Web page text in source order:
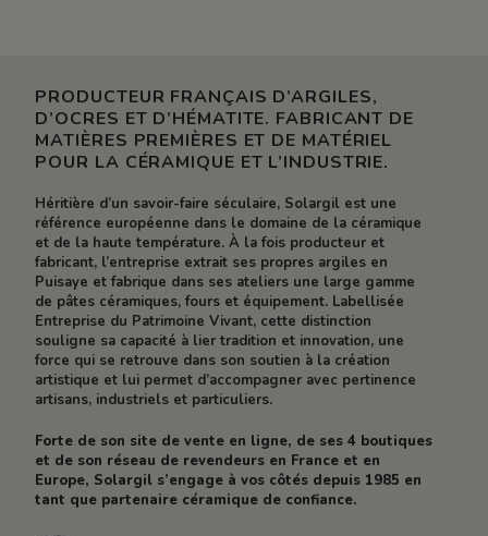
PRODUCTEUR FRANÇAIS D’ARGILES,
D’OCRES ET D’HÉMATITE. FABRICANT DE
MATIÈRES PREMIÈRES ET DE MATÉRIEL
POUR LA CÉRAMIQUE ET L’INDUSTRIE.
Héritière d’un savoir-faire séculaire, Solargil est une
référence européenne dans le domaine de la céramique
et de la haute température. À la fois producteur et
fabricant, l’entreprise extrait ses propres argiles en
Puisaye et fabrique dans ses ateliers une large gamme
de pâtes céramiques, fours et équipement. Labellisée
Entreprise du Patrimoine Vivant, cette distinction
souligne sa capacité à lier tradition et innovation, une
force qui se retrouve dans son soutien à la création
artistique et lui permet d’accompagner avec pertinence
artisans, industriels et particuliers.
Forte de son site de vente en ligne, de ses 4 boutiques
et de son réseau de revendeurs en France et en
Europe, Solargil s’engage à vos côtés depuis 1985 en
tant que partenaire céramique de confiance.